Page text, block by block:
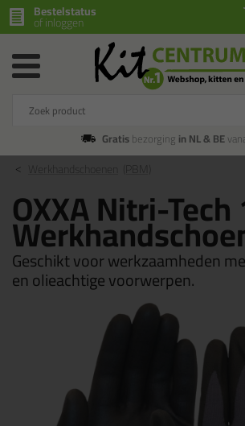
Bestelstatus
of inloggen
Gratisbezorging in NL & BE
OXXA Nitri-
Geschikt voor werkzaamheden
en olieachtige voorwerpen.